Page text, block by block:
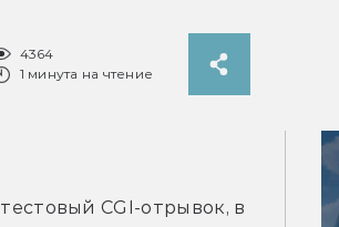
4364
1 минута на чтение
тестовый CGI-отрывок, в